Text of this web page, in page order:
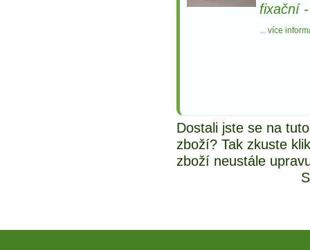
fixační
... více
Dostali jste se na
zboží? Tak zkuste
zboží neustále